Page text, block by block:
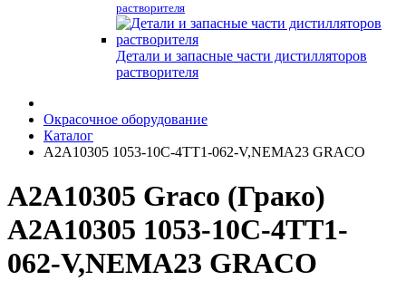
растворителя
Детали и запасные части дистилляторов
растворителя
Окрасочное оборудование
Каталог
A2A10305 1053-10C-4TT1-062-V,NEMA23 GRACO
A2A10305 Graco (Грако)
A2A10305 1053-10C-4TT1-
062-V,NEMA23 GRACO